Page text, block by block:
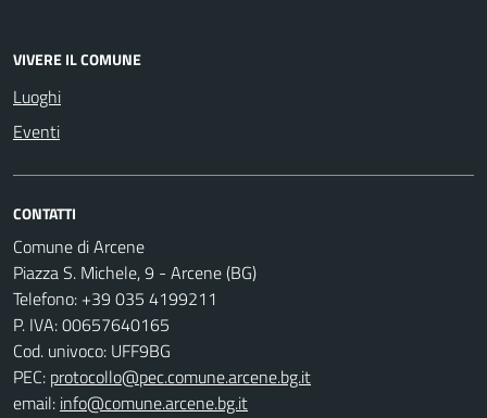
VIVERE IL COMUNE
Luoghi
Eventi
CONTATTI
Comune di Arcene
Piazza S. Michele, 9 - Arcene (BG)
Telefono: +39 035 4199211
P. IVA: 00657640165
Cod. univoco: UFF9BG
PEC: protocollo@pec.comune.arcene.bg.it
email: info@comune.arcene.bg.it